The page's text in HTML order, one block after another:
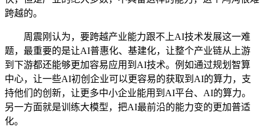
跨越的。
周震刚认为，要跨越产业能力跟不上AI技术发展这一难
题，最重要的是让AI普惠化、基建化，让整个产业链从上游
到下游都还能够更加容易应用到AI技术。例如通过规划智算
中心，让一些AI初创企业可以更容易的获取到AI的算力，支
持他们的创新，让更多中小企业能用到AI平台、AI的算力。
另一方面就是训练大模型，把AI最前沿的能力变的更加普适
化。